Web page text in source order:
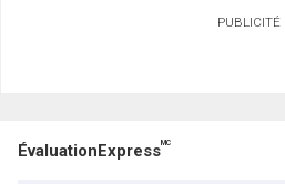
PUBLICITÉ
ÉvaluationExpressMC